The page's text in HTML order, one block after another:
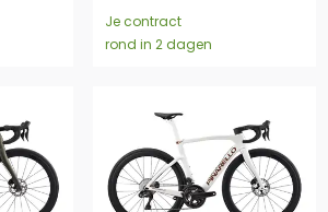
Je contract
rond in 2 dagen